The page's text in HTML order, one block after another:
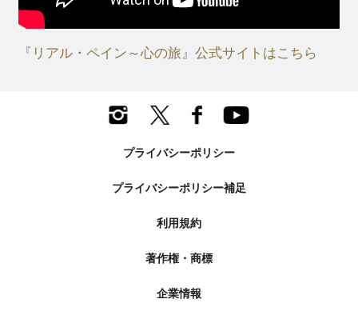
『リアル・ペイン～心の旅』公式サイトはこちら
プライバシーポリシー
プライバシーポリシー補足
利用規約
著作権・商標
企業情報